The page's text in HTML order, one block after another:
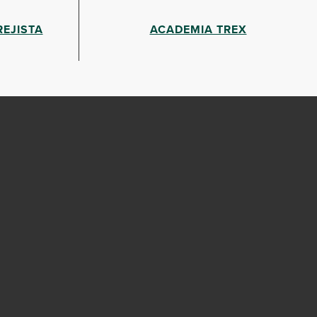
ACADEMIA TREX